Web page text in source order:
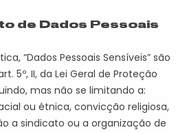
de Dados Pessoais
“Dados Pessoais Sensíveis” são
5º, II, da Lei Geral de Proteção
mas não se limitando a:
ou étnica, convicção religiosa,
a sindicato ou a organização de